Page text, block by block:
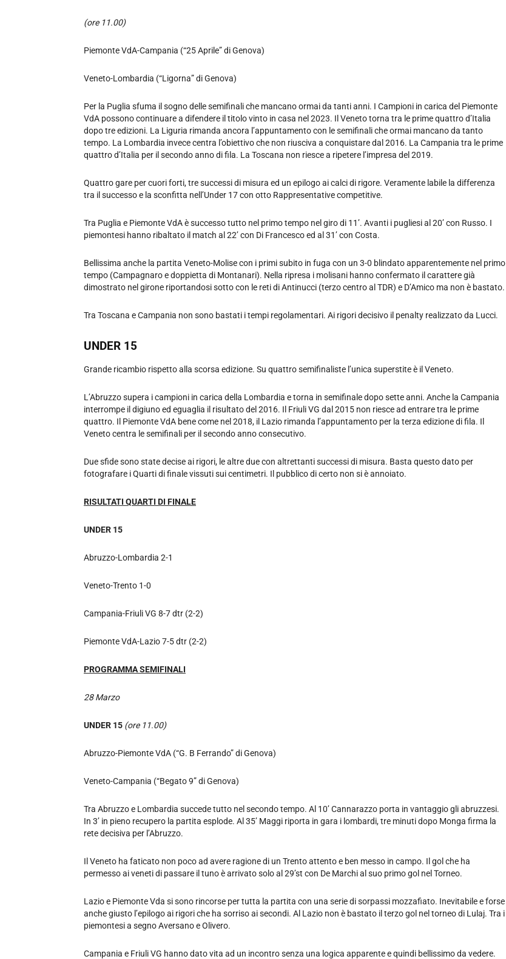
(ore 11.00)
Piemonte VdA-Campania (“25 Aprile” di Genova)
Veneto-Lombardia (“Ligorna” di Genova)
Per la Puglia sfuma il sogno delle semifinali che mancano ormai da tanti anni. I Campioni in carica del Piemonte
VdA possono continuare a difendere il titolo vinto in casa nel 2023. Il Veneto torna tra le prime quattro d’Italia
dopo tre edizioni. La Liguria rimanda ancora l’appuntamento con le semifinali che ormai mancano da tanto
tempo. La Lombardia invece centra l’obiettivo che non riusciva a conquistare dal 2016. La Campania tra le prime
quattro d’Italia per il secondo anno di fila. La Toscana non riesce a ripetere l’impresa del 2019.
Quattro gare per cuori forti, tre successi di misura ed un epilogo ai calci di rigore. Veramente labile la differenza
tra il successo e la sconfitta nell’Under 17 con otto Rappresentative competitive.
Tra Puglia e Piemonte VdA è successo tutto nel primo tempo nel giro di 11’. Avanti i pugliesi al 20’ con Russo. I
piemontesi hanno ribaltato il match al 22’ con Di Francesco ed al 31’ con Costa.
Bellissima anche la partita Veneto-Molise con i primi subito in fuga con un 3-0 blindato apparentemente nel primo
tempo (Campagnaro e doppietta di Montanari). Nella ripresa i molisani hanno confermato il carattere già
dimostrato nel girone riportandosi sotto con le reti di Antinucci (terzo centro al TDR) e D’Amico ma non è bastato.
Tra Toscana e Campania non sono bastati i tempi regolamentari. Ai rigori decisivo il penalty realizzato da Lucci.
UNDER 15
Grande ricambio rispetto alla scorsa edizione. Su quattro semifinaliste l’unica superstite è il Veneto.
L’Abruzzo supera i campioni in carica della Lombardia e torna in semifinale dopo sette anni. Anche la Campania
interrompe il digiuno ed eguaglia il risultato del 2016. Il Friuli VG dal 2015 non riesce ad entrare tra le prime
quattro. Il Piemonte VdA bene come nel 2018, il Lazio rimanda l’appuntamento per la terza edizione di fila. Il
Veneto centra le semifinali per il secondo anno consecutivo.
Due sfide sono state decise ai rigori, le altre due con altrettanti successi di misura. Basta questo dato per
fotografare i Quarti di finale vissuti sui centimetri. Il pubblico di certo non si è annoiato.
RISULTATI QUARTI DI FINALE
UNDER 15
Abruzzo-Lombardia 2-1
Veneto-Trento 1-0
Campania-Friuli VG 8-7 dtr (2-2)
Piemonte VdA-Lazio 7-5 dtr (2-2)
PROGRAMMA SEMIFINALI
28 Marzo
UNDER 15 (ore 11.00)
Abruzzo-Piemonte VdA (“G. B Ferrando” di Genova)
Veneto-Campania (“Begato 9” di Genova)
Tra Abruzzo e Lombardia succede tutto nel secondo tempo. Al 10’ Cannarazzo porta in vantaggio gli abruzzesi.
In 3’ in pieno recupero la partita esplode. Al 35’ Maggi riporta in gara i lombardi, tre minuti dopo Monga firma la
rete decisiva per l’Abruzzo.
Il Veneto ha faticato non poco ad avere ragione di un Trento attento e ben messo in campo. Il gol che ha
permesso ai veneti di passare il tuno è arrivato solo al 29’st con De Marchi al suo primo gol nel Torneo.
Lazio e Piemonte Vda si sono rincorse per tutta la partita con una serie di sorpassi mozzafiato. Inevitabile e forse
anche giusto l’epilogo ai rigori che ha sorriso ai secondi. Al Lazio non è bastato il terzo gol nel torneo di Lulaj. Tra i
piemontesi a segno Aversano e Olivero.
Campania e Friuli VG hanno dato vita ad un incontro senza una logica apparente e quindi bellissimo da vedere.